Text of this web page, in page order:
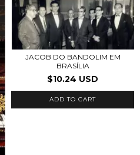
JACOB DO BANDOLIM EM
BRASÍLIA
$10.24 USD